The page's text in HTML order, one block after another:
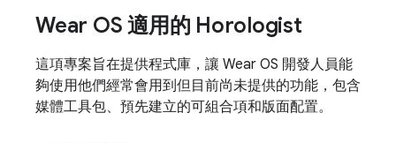
Wear OS 適用的 Horologist
這項專案旨在提供程式庫，讓 Wear OS 開發人員能
夠使用他們經常會用到但目前尚未提供的功能，包含
媒體工具包、預先建立的可組合項和版面配置。